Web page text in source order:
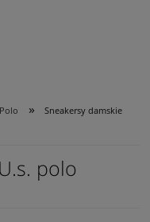
»
Sneakersy damskie
polo